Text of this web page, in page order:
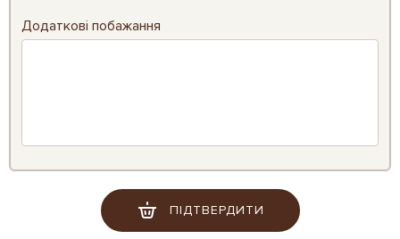
Додаткові побажання
ПІДТВЕРДИТИ